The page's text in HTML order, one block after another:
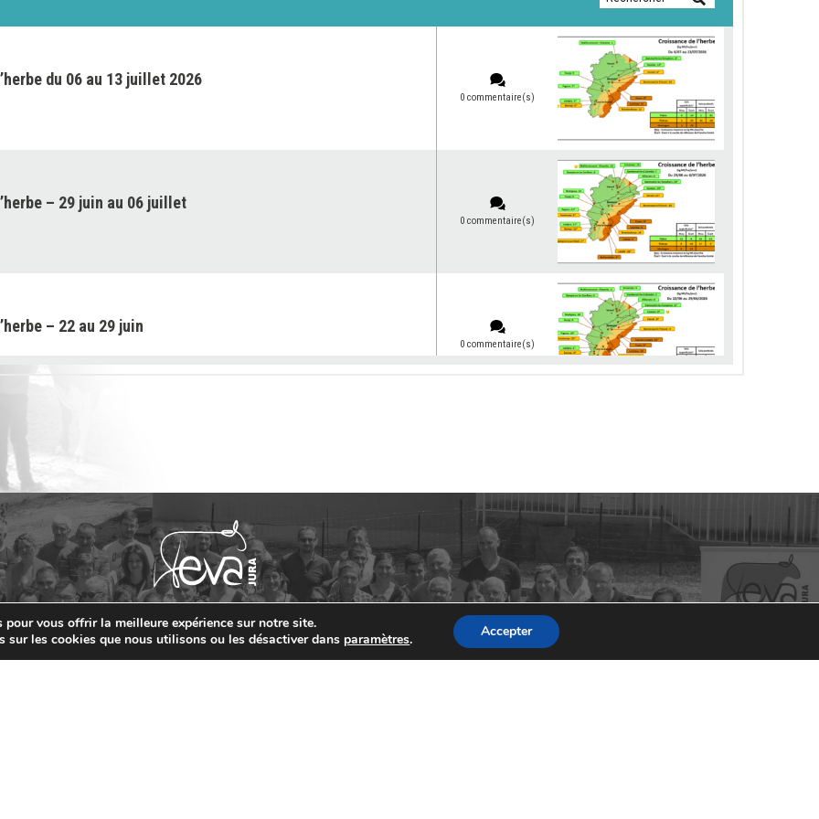
du 06 au 13 juillet 2026
0 commentaire(s)
– 29 juin au 06 juillet
0 commentaire(s)
– 22 au 29 juin
0 commentaire(s)
– 15 au 22 juin 2026
– 08 au 15 juin 2026
0 commentaire(s)
– 1er au 08 juin Contact
vous offrir la meilleure expérience sur notre site.
sur les cookies que nous utilisons ou les désactiver dans paramètres. Accepter